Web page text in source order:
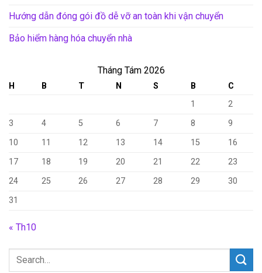
Hướng dẫn đóng gói đồ dễ vỡ an toàn khi vận chuyển
Bảo hiểm hàng hóa chuyển nhà
Tháng Tám 2026
H B T N S B
C
1
2
3
4 5 6 7 8
9
10
11 12 13 14 15
16
17
18 19 20 21 22
23
24
25 26 27 28 29
30
31
« Th10